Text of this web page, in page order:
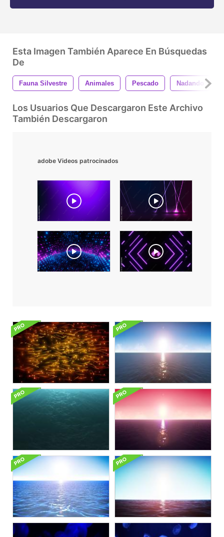
Esta Imagen También Aparece En Búsquedas
De
Fauna Silvestre Animales Pescado Nadando
Los Usuarios Que Descargaron Este Archivo
También Descargaron
adobe Videos patrocinados